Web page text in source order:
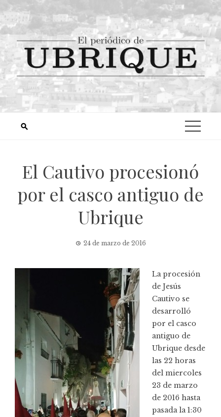
El Cautivo procesionó
por el casco antiguo de
Ubrique
24 de marzo de 2016
La procesión
de Jesús
Cautivo se
desarrolló
por el casco
antiguo de
Ubrique desde
las 22 horas
del miercoles
23 de marzo
de 2016 hasta
pasada la 1:30